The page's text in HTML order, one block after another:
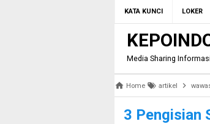
KATA KUNCI LOKER
Media Sharing Informasi
Home artikel
3 Pengisian